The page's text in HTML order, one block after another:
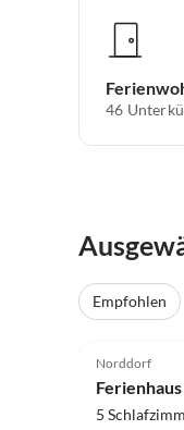
46
Empfohlen
Norddorf
5